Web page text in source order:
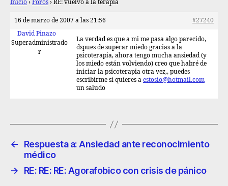
Inicio › Foros › RE: vuelvo a la terapia
16 de marzo de 2007 a las 21:56
#27240
David Pinazo
Superadministrado
r
La verdad es que a mi me pasa algo parecido,
dspues de superar miedo gracias a la
psicoterapia, ahora tengo mucha ansiedad (y
los miedo están volviendo) creo que habré de
iniciar la psicoterapia otra vez,, puedes
escribirme si quieres a estosio@hotmail.com
un saludo
←
Respuesta a: Ansiedad ante reconocimiento
médico
→
RE: RE: RE: Agorafobico con crisis de pánico